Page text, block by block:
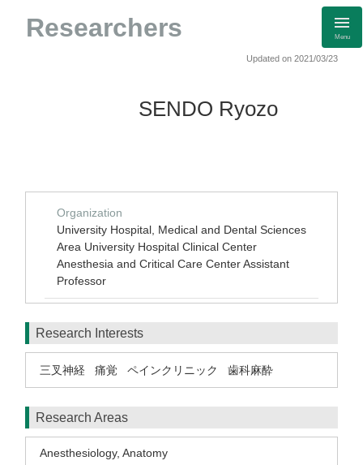
Researchers Menu
Updated on 2021/03/23
SENDO Ryozo
Organization
University Hospital, Medical and Dental Sciences
Area University Hospital Clinical Center
Anesthesia and Critical Care Center Assistant
Professor
Research Interests
三叉神経 痛覚 ペインクリニック 歯科麻酔
Research Areas
Anesthesiology, Anatomy